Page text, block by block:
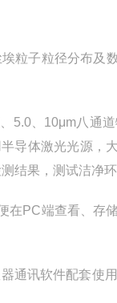
粒子粒径分布及
5.0、10μm八通
导体激光光源，
结果，测试洁净环
在PC端查看、存
通讯软件配套使用